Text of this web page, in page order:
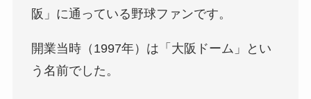
阪」に通っている野球ファンです。
開業当時（1997年）は「大阪ドーム」とい
う名前でした。